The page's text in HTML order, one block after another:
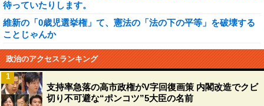
待っていたりします。
維新の「0歳児選挙権」て、憲法の「法の下の平等」を破壊する
ことじゃんか
政治のアクセスランキング
支持率急落の高市政権がV字回復画策 内閣改造でクビ
切り不可避な“ポンコツ”5大臣の名前
1